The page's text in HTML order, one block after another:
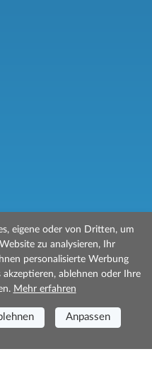
s.r.l. verwaltet
1 - 57037 Portoferraio (LI)
eigene oder von Dritten, um
zu analysieren, Ihr
personalisierte Werbung
akzeptieren, ablehnen oder Ihre
Mehr erfahren
Anpassen